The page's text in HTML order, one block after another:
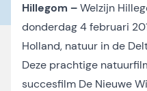
Hillegom –Welzijn
donderdag 4 februari
Holland, natuur in de
Deze prachtige
succesfilm De Nieuwe